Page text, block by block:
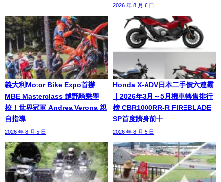
2026 年 8 月 6 日
義大利Motor Bike Expo首辦
MBE Masterclass 越野騎乘學
校！世界冠軍 Andrea Verona 親
自指導
2026 年 8 月 5 日
Honda X-ADV日本二手價六連霸
｜2026年3月～5月機車轉售排行
榜 CBR1000RR-R FIREBLADE
SP首度躋身前十
2026 年 8 月 5 日